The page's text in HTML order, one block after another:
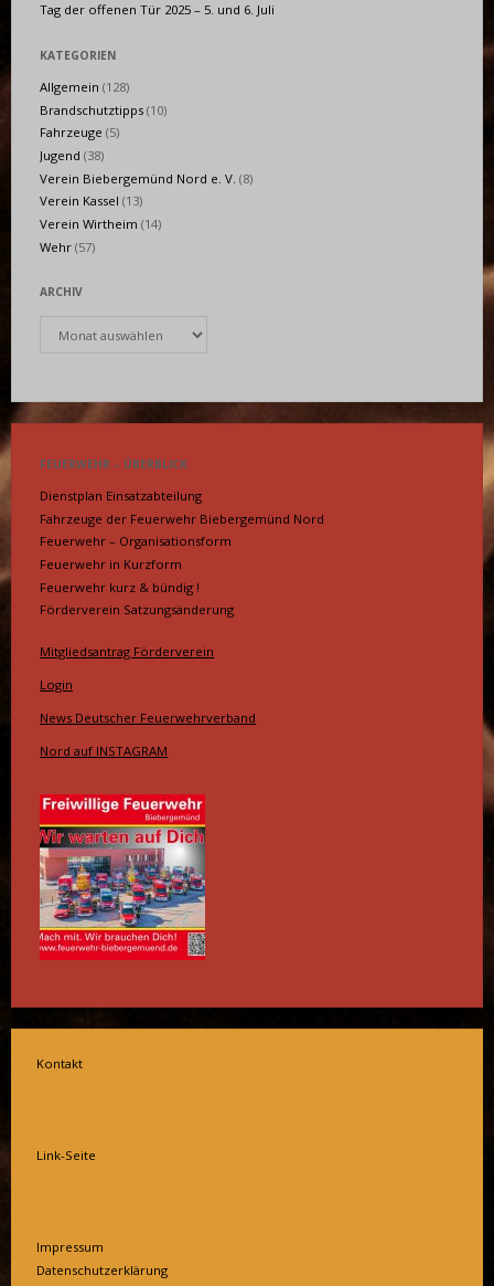
Tag der offenen Tür 2025 – 5. und 6. Juli
KATEGORIEN
Allgemein (128)
Brandschutztipps (10)
Fahrzeuge (5)
Jugend (38)
Verein Biebergemünd Nord e. V. (8)
Verein Kassel (13)
Verein Wirtheim (14)
Wehr (57)
ARCHIV
FEUERWEHR – ÜBERBLICK
Dienstplan Einsatzabteilung
Fahrzeuge der Feuerwehr Biebergemünd Nord
Feuerwehr – Organisationsform
Feuerwehr in Kurzform
Feuerwehr kurz & bündig !
Förderverein Satzungsänderung
Mitgliedsantrag Förderverein
Login
News Deutscher Feuerwehrverband
Nord auf INSTAGRAM
Kontakt
Link-Seite
Impressum
Datenschutzerklärung